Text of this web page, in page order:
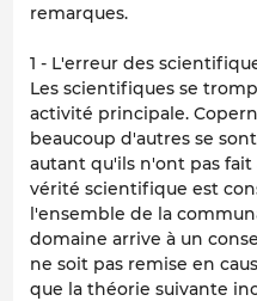
remarques.
1 - L'erreur des
Les scientifiques se
activité principale.
beaucoup d'autres se
autant qu'ils n'ont pas fait
vérité scientifique est
l'ensemble de la
domaine arrive à un
ne soit pas remise en
que la théorie suivante